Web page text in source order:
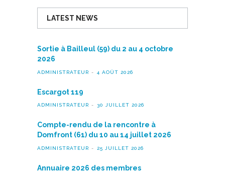
LATEST NEWS
Sortie à Bailleul (59) du 2 au 4 octobre
2026
ADMINISTRATEUR 4 AOÛT 2026
Escargot 119
ADMINISTRATEUR 30 JUILLET 2026
Compte-rendu de la rencontre à
Domfront (61) du 10 au 14 juillet 2026
ADMINISTRATEUR 25 JUILLET 2026
Annuaire 2026 des membres